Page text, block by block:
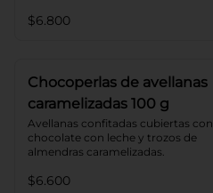
$6.800
Chocoperlas de avellanas
caramelizadas 100 g
Avellanas confitadas cubiertas con
chocolate con leche y trozos de
almendras caramelizadas.
$6.600